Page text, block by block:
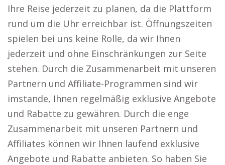
Ihre Reise jederzeit zu planen, da die Plattform
rund um die Uhr erreichbar ist. Öffnungszeiten
spielen bei uns keine Rolle, da wir Ihnen
jederzeit und ohne Einschränkungen zur Seite
stehen. Durch die Zusammenarbeit mit unseren
Partnern und Affiliate-Programmen sind wir
imstande, Ihnen regelmäßig exklusive Angebote
und Rabatte zu gewähren. Durch die enge
Zusammenarbeit mit unseren Partnern und
Affiliates können wir Ihnen laufend exklusive
Angebote und Rabatte anbieten. So haben Sie